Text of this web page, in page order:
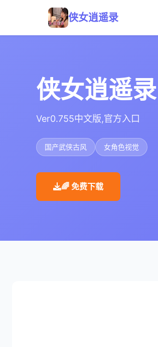
侠女逍遥录
侠女逍遥录
Ver0.755中文版,官方入口
国产武侠古风 女角色视觉
🌈 免费下载